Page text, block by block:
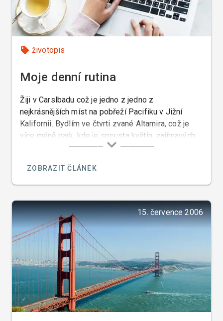
životopis
Moje denní rutina
Žiji v Carslbadu což je jedno z jedno z
nejkrásnějších míst na pobřeží Pacifiku v Jižní
Kalifornii. Bydlím ve čtvrti zvané Altamira, což je
více méně park, kde je spousta květin, zajímavých
palem, stromů a keřů, takže se ta čtvrť dá nazvat
lidem, ale i všem zvířatům.
ZOBRAZIT ČLÁNEK
15. července 2006